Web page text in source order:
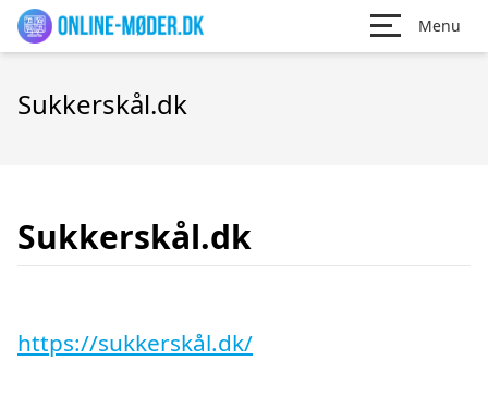
Menu
Sukkerskål.dk
Sukkerskål.dk
https://sukkerskål.dk/